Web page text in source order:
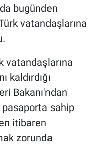
bugünden
vatandaşlarına
vatandaşlarına
kaldırdığı
Bakanı'ndan
pasaporta sahip
itibaren
zorunda